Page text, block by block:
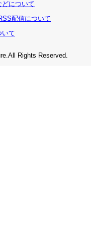
どについて
配信について
いて
Rights Reserved.